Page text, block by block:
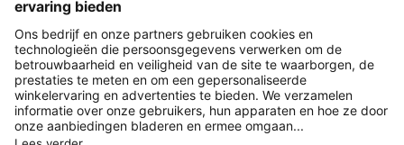
Payment and Delivery
Versleuteling met